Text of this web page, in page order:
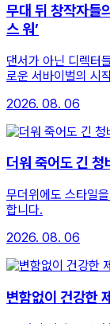
무대 뒤 창작자들
스 워’
댄서가 아닌 디렉터
로운 서바이벌의 시
2026. 08. 06
더워 죽어도 긴
무더위에도 스타일
합니다.
2026. 08. 06
변함없이 건강한